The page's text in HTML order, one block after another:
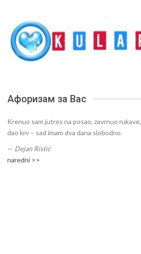
Афоризам за Вас
Krenuo sam jutros na posao, zavrnuo rukave,
dao krv – sad imam dva dana slobodno.
— Dejan Ristić
naredni >>